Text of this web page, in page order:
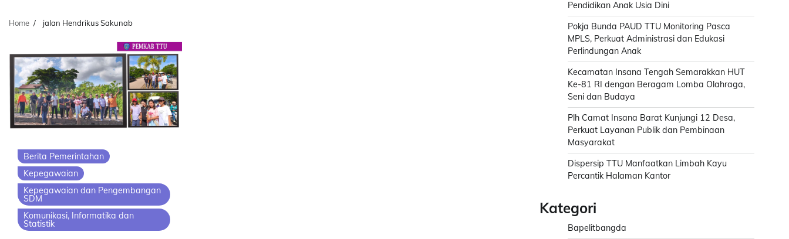
Home jalan Hendrikus Sakunab
Berita Pemerintahan
Kepegawaian
Kepegawaian dan Pengembangan
SDM
Komunikasi, Informatika dan
Statistik
Pendidikan Anak Usia Dini
Pokja Bunda PAUD TTU Monitoring Pasca
MPLS, Perkuat Administrasi dan Edukasi
Perlindungan Anak
Kecamatan Insana Tengah Semarakkan HUT
Ke-81 RI dengan Beragam Lomba Olahraga,
Seni dan Budaya
Plh Camat Insana Barat Kunjungi 12 Desa,
Perkuat Layanan Publik dan Pembinaan
Masyarakat
Dispersip TTU Manfaatkan Limbah Kayu
Percantik Halaman Kantor
Kategori
Bapelitbangda